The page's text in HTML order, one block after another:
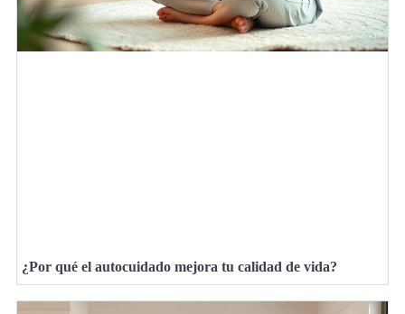
¿Por qué el autocuidado mejora tu calidad de vida?